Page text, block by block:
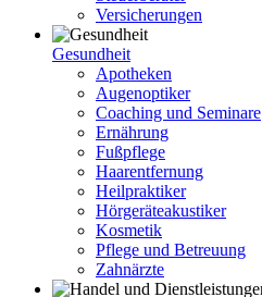
Versicherungen
Gesundheit
Apotheken
Augenoptiker
Coaching und Seminare
Ernährung
Fußpflege
Haarentfernung
Heilpraktiker
Hörgeräteakustiker
Kosmetik
Pflege und Betreuung
Zahnärzte